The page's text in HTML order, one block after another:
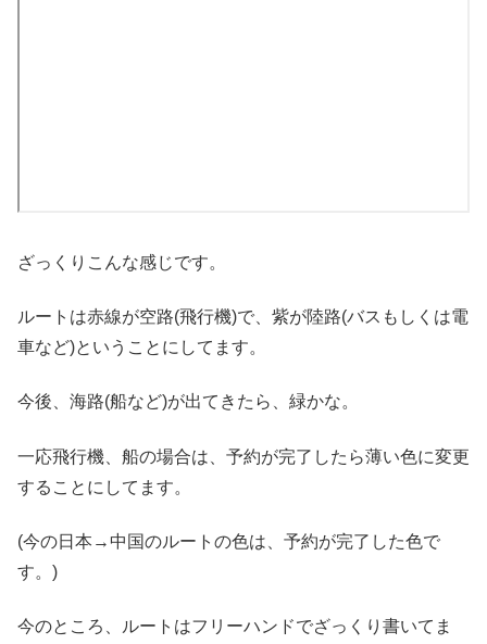
ざっくりこんな感じです。
ルートは赤線が空路(飛行機)で、紫が陸路(バスもしくは電
車など)ということにしてます。
今後、海路(船など)が出てきたら、緑かな。
一応飛行機、船の場合は、予約が完了したら薄い色に変更
することにしてます。
(今の日本→中国のルートの色は、予約が完了した色で
す。)
今のところ、ルートはフリーハンドでざっくり書いてま